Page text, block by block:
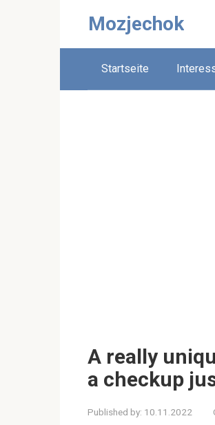
Mozjechok
Startseite
A really
a checkup
Published by: 10.11.2022